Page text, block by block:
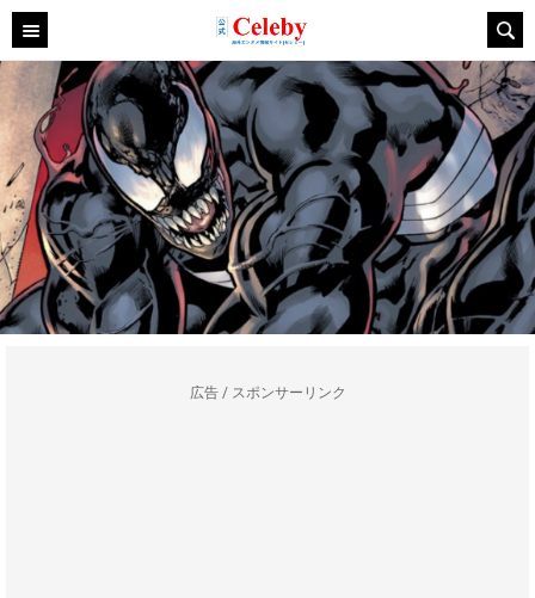
広告 / スポンサーリンク